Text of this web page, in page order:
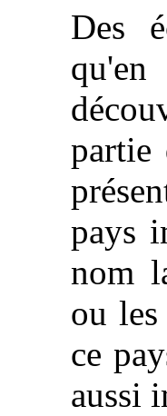
Des
partie
pays
nom
ou
ce
aussi